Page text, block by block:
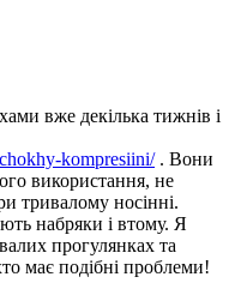
вже декілька тижнів і
kompresiini/. Вони
використання, не
тривалому носінні.
набряки і втому. Я
прогулянках та
має подібні проблеми!